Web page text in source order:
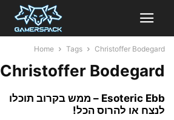
Home Tags Christoffer Bodegard
Christoffer Bodegard
Esoteric Ebb – ממש בקרוב תוכלו
לנצח או להרוס הכל!